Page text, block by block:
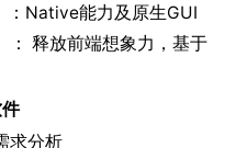
：Native能力及原生GUI
： 释放前端想象力，基于
求分析